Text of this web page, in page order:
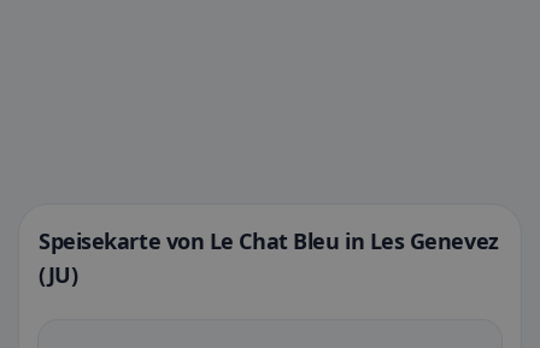
Speisekarte von Le Chat Bleu in Les Genevez
(JU)